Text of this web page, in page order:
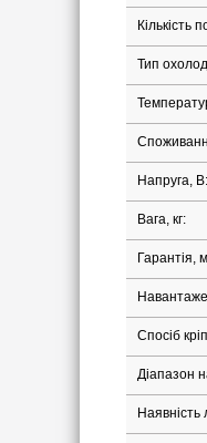
Кількість
Тип
Напруга, В:
Вага, кг:
Гарантія,
Спосіб
Діапазон
Наявність